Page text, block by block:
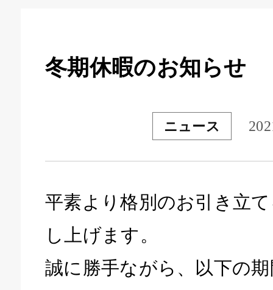
冬期休暇のお知らせ
ニュース
平素より格別のお引き立
し上げます。
誠に勝手ながら、以下の